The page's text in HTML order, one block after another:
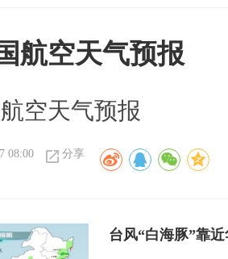
航空天气预报
空天气预报
08:00 分享
台风“白海豚”靠